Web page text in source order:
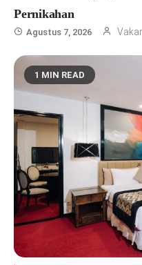
Pernikahan
Agustus 7, 2026
1 MIN READ